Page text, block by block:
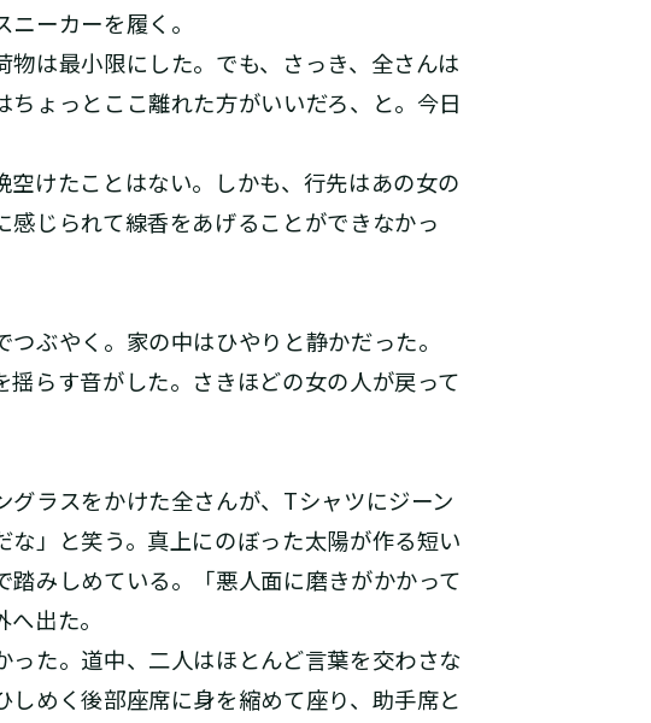
ーカーを履く。
は最小限にした。でも、さっき、全さんは
ょっとここ離れた方がいいだろ、と。今日
けたことはない。しかも、行先はあの女の
じられて線香をあげることができなかっ
ぶやく。家の中はひやりと静かだった。
らす音がした。さきほどの女の人が戻って
ラスをかけた全さんが、Tシャツにジーン
な」と笑う。真上にのぼった太陽が作る短い
みしめている。「悪人面に磨きがかかって
出た。
た。道中、二人はほとんど言葉を交わさな
めく後部座席に身を縮めて座り、助手席と